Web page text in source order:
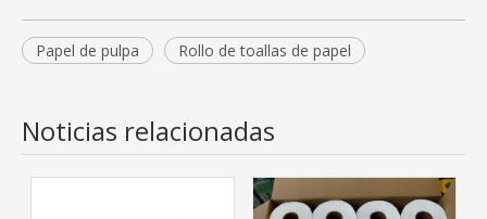
Papel de pulpa Rollo de toallas de papel
Noticias relacionadas